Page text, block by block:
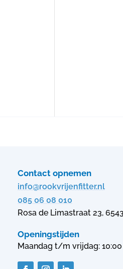
Contact opnemen
info@rookvrijenfitter.nl
085 06 08 010
Rosa de Limastraat 23,
Openingstijden
Maandag t/m vrijdag: